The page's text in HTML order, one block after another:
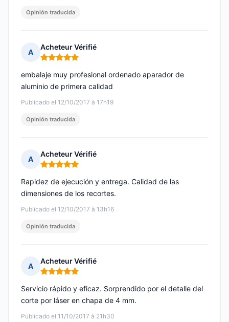
Opinión traducida
A
Acheteur Vérifié
Nota: 5 de 5
Publicado el 12/10/2017 à 17h19
embalaje muy profesional ordenado aparador de
aluminio de primera calidad
Opinión traducida
A
Acheteur Vérifié
Nota: 5 de 5
Publicado el 12/10/2017 à 13h16
Rapidez de ejecución y entrega. Calidad de las
dimensiones de los recortes.
Opinión traducida
A
Acheteur Vérifié
Nota: 5 de 5
Publicado el 11/10/2017 à 21h30
Servicio rápido y eficaz. Sorprendido por el detalle del
corte por láser en chapa de 4 mm.